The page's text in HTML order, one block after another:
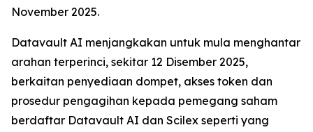
November 2025.
Datavault AI menjangkakan untuk mula menghantar
arahan terperinci, sekitar 12 Disember 2025,
berkaitan penyediaan dompet, akses token dan
prosedur pengagihan kepada pemegang saham
berdaftar Datavault AI dan Scilex seperti yang